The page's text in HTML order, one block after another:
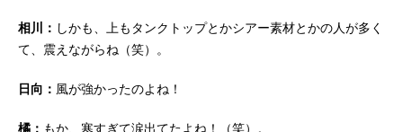
相川： しかも、上もタンクトップとかシアー素材とかの人が多く
て、震えながらね（笑）。
日向： 風が強かったのよね！
橘： もか、寒すぎて涙出てたよね！（笑）。